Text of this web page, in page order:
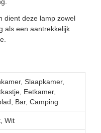
dient deze lamp zowel
als een aantrekkelijk
Slaapkamer,
Eetkamer,
Bar, Camping
Wit